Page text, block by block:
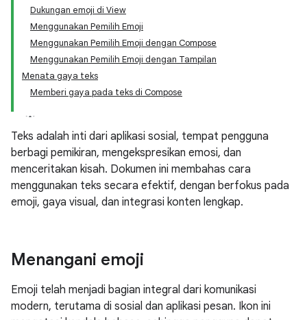
Dukungan emoji di View
Menggunakan Pemilih Emoji
Menggunakan Pemilih Emoji dengan Compose
Menggunakan Pemilih Emoji dengan Tampilan
Menata gaya teks
Memberi gaya pada teks di Compose
Teks adalah inti dari aplikasi sosial, tempat pengguna
berbagi pemikiran, mengekspresikan emosi, dan
menceritakan kisah. Dokumen ini membahas cara
menggunakan teks secara efektif, dengan berfokus pada
emoji, gaya visual, dan integrasi konten lengkap.
Menangani emoji
Emoji telah menjadi bagian integral dari komunikasi
modern, terutama di sosial dan aplikasi pesan. Ikon ini